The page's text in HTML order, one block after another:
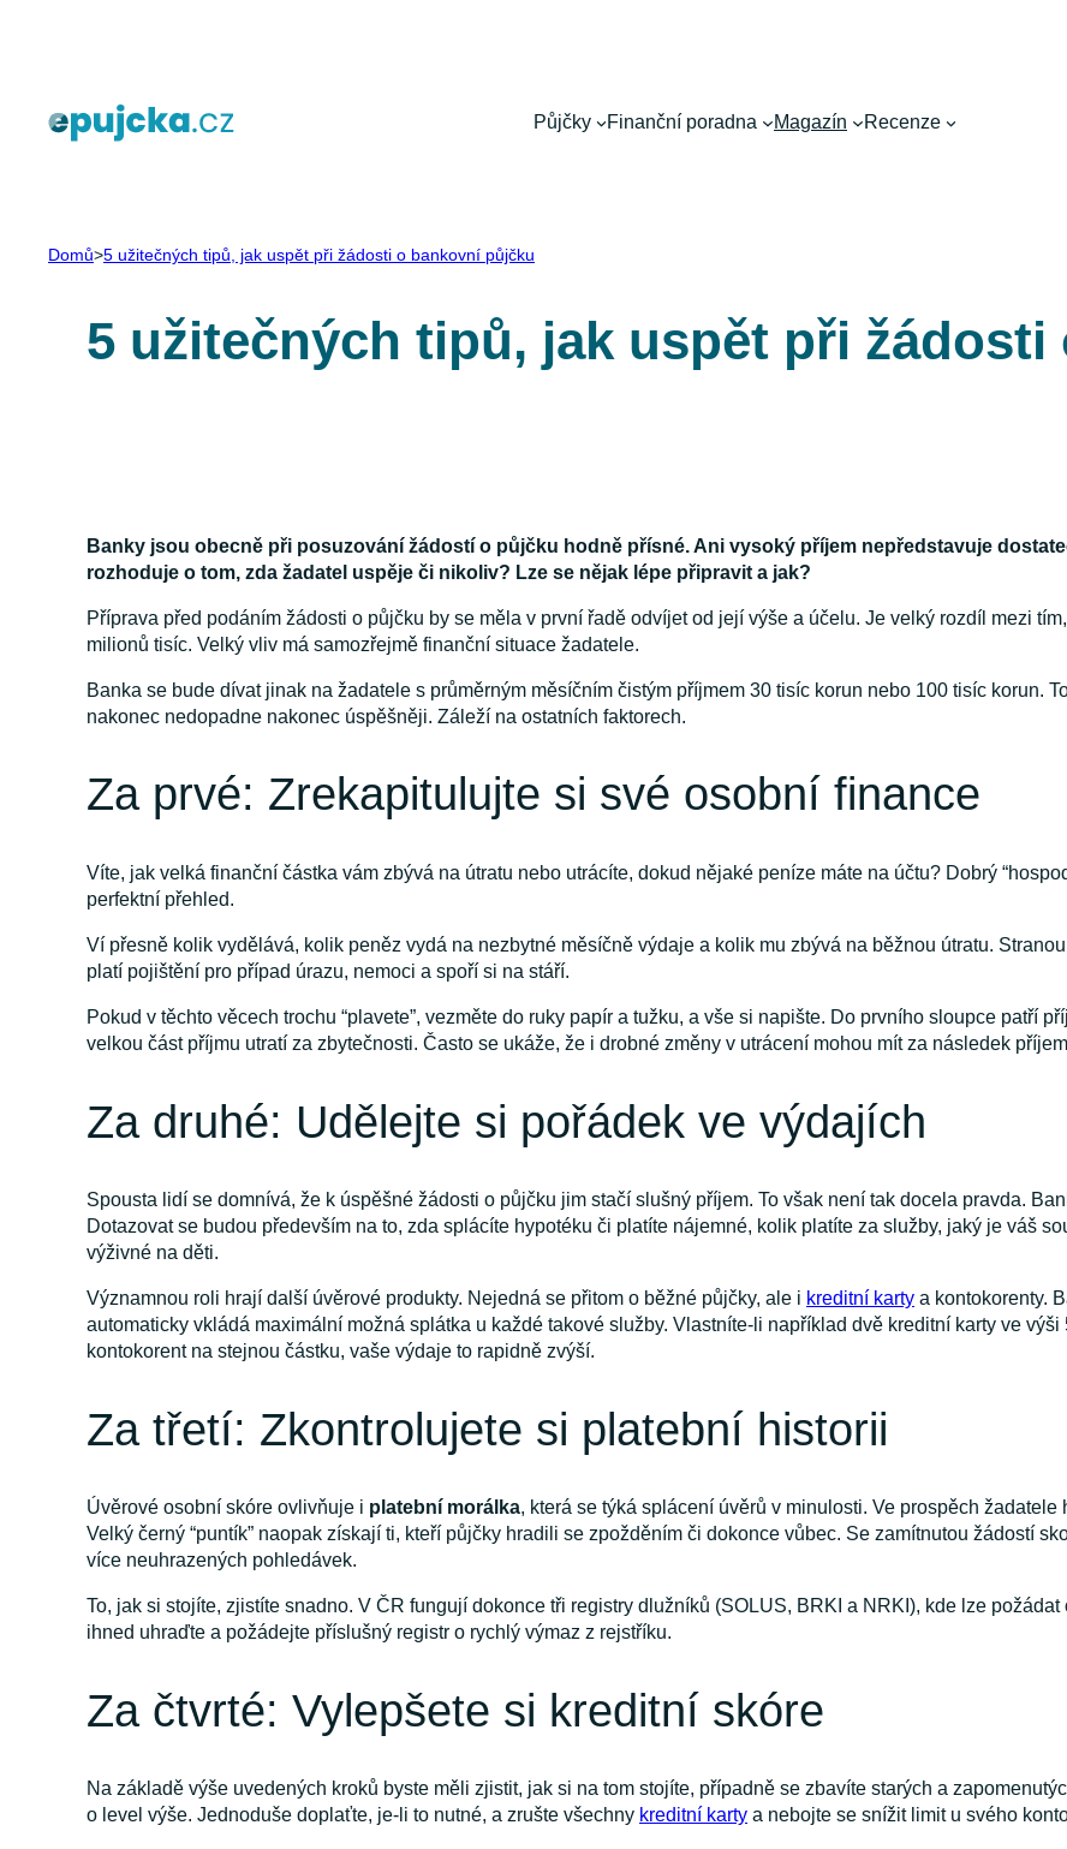
Půjčky Finanční poradna Magazín Recenze
Domů>5 užitečných tipů, jak uspět při žádosti o bankovní půjčku
5 užitečných tipů, jak uspět při
Banky jsou obecně při posuzování žádostí o půjčku hodně přísné. Ani vysoký příjem nepředstavuje
rozhoduje o tom, zda žadatel uspěje či nikoliv? Lze se nějak lépe připravit a jak?
Příprava před podáním žádosti o půjčku by se měla v první řadě odvíjet od její výše a účelu. Je velký rozdíl mezi
milionů tisíc. Velký vliv má samozřejmě finanční situace žadatele.
Banka se bude dívat jinak na žadatele s průměrným měsíčním čistým příjmem 30 tisíc korun nebo 100 tisíc korun.
nakonec nedopadne nakonec úspěšněji. Záleží na ostatních faktorech.
Za prvé: Zrekapitulujte si své osobní finance
Víte, jak velká finanční částka vám zbývá na útratu nebo utrácíte, dokud nějaké peníze máte na účtu? Dobrý
perfektní přehled.
Ví přesně kolik vydělává, kolik peněz vydá na nezbytné měsíčně výdaje a kolik mu zbývá na běžnou útratu.
platí pojištění pro případ úrazu, nemoci a spoří si na stáří.
Pokud v těchto věcech trochu “plavete”, vezměte do ruky papír a tužku, a vše si napište. Do prvního sloupce patří
velkou část příjmu utratí za zbytečnosti. Často se ukáže, že i drobné změny v utrácení mohou mít za následek
Za druhé: Udělejte si pořádek ve výdajích
Spousta lidí se domnívá, že k úspěšné žádosti o půjčku jim stačí slušný příjem. To však není tak docela pravda.
Dotazovat se budou především na to, zda splácíte hypotéku či platíte nájemné, kolik platíte za služby, jaký je váš
výživné na děti.
Významnou roli hrají další úvěrové produkty. Nejedná se přitom o běžné půjčky, ale i kreditní karty a kontokorenty.
automaticky vkládá maximální možná splátka u každé takové služby. Vlastníte-li například dvě kreditní karty ve
kontokorent na stejnou částku, vaše výdaje to rapidně zvýší.
Za třetí: Zkontrolujete si platební historii
Úvěrové osobní skóre ovlivňuje i platební morálka, která se týká splácení úvěrů v minulosti. Ve prospěch
Velký černý “puntík” naopak získají ti, kteří půjčky hradili se zpožděním či dokonce vůbec. Se zamítnutou žádostí
více neuhrazených pohledávek.
To, jak si stojíte, zjistíte snadno. V ČR fungují dokonce tři registry dlužníků (SOLUS, BRKI a NRKI), kde lze
ihned uhraďte a požádejte příslušný registr o rychlý výmaz z rejstříku.
Za čtvrté: Vylepšete si kreditní skóre
Na základě výše uvedených kroků byste měli zjistit, jak si na tom stojíte, případně se zbavíte starých a
o level výše. Jednoduše doplaťte, je-li to nutné, a zrušte všechny kreditní karty a nebojte se snížit limit u svého